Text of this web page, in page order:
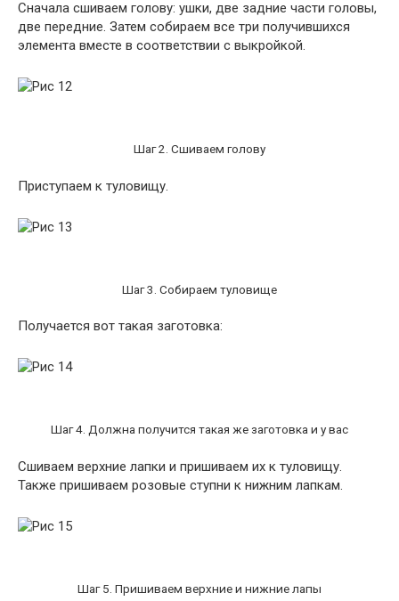
Сначала сшиваем голову: ушки, две задние части головы,
две передние. Затем собираем все три получившихся
элемента вместе в соответствии с выкройкой.
Шаг 2. Сшиваем голову
Приступаем к туловищу.
Шаг 3. Собираем туловище
Получается вот такая заготовка:
Шаг 4. Должна получится такая же заготовка и у вас
Сшиваем верхние лапки и пришиваем их к туловищу.
Также пришиваем розовые ступни к нижним лапкам.
Шаг 5. Пришиваем верхние и нижние лапы